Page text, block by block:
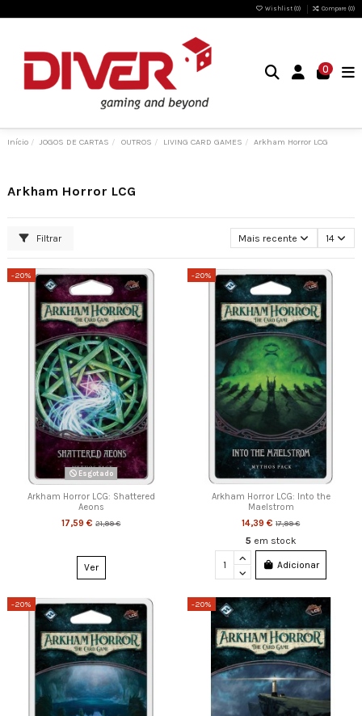
Wishlist (0) Compare (0)
0
Início JOGOS DE CARTAS OUTROS LIVING CARD GAMES Arkham Horror LCG
Arkham Horror LCG
Filtrar Mais recente 14
-20%
Esgotado
Arkham Horror LCG: Shattered
Aeons
17,59 €21,99 €
Ver
-20%
Arkham Horror LCG: Into the
Maelstrom
14,39 €17,99 €
5 em stock
Adicionar
-20% -20%